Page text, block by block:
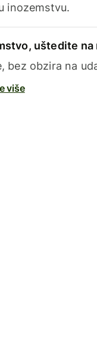
inozemstvu.
uštedite na
bez obzira na
više